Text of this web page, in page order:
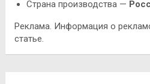
Страна производства —
Реклама. Информация о
статье.